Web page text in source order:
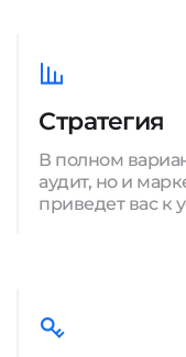
Стратегия
В полном
аудит, но и
приведет вас к